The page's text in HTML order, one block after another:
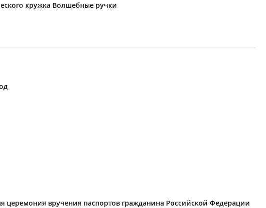
кружка Волшебные ручки
церемония вручения паспортов гражданина Российской Федерации